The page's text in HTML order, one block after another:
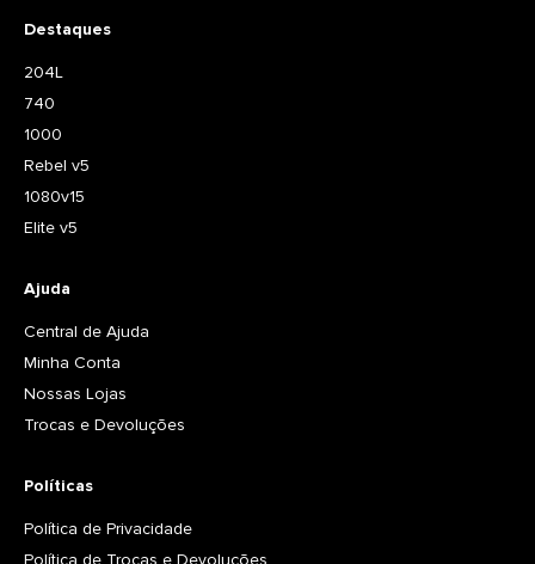
Destaques
204L
740
1000
Rebel v5
1080v15
Elite v5
Ajuda
Central de Ajuda
Minha Conta
Nossas Lojas
Trocas e Devoluções
Políticas
Política de Privacidade